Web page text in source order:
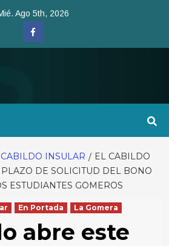
Ago 5th, 2026
Facebook
CABILDO INSULAR
EL CABILDO
DE SOLICITUD DEL BONO
ESTUDIANTES GOMEROS
En Portada La Gomera
abre este